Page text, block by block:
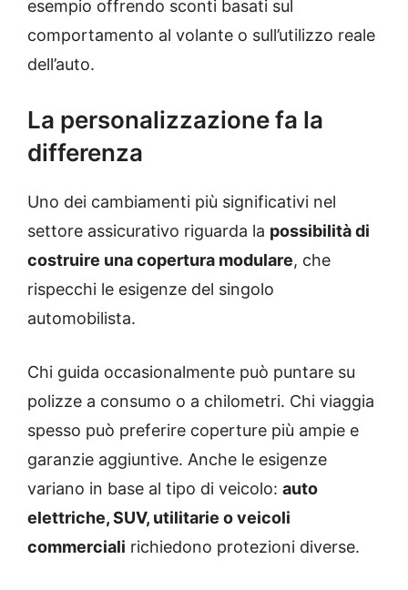
esempio offrendo sconti basati sul
comportamento al volante o sull’utilizzo reale
dell’auto.
La personalizzazione fa la
differenza
Uno dei cambiamenti più significativi nel
settore assicurativo riguarda la possibilità di
costruire una copertura modulare, che
rispecchi le esigenze del singolo
automobilista.
Chi guida occasionalmente può puntare su
polizze a consumo o a chilometri. Chi viaggia
spesso può preferire coperture più ampie e
garanzie aggiuntive. Anche le esigenze
variano in base al tipo di veicolo: auto
elettriche, SUV, utilitarie o veicoli
commerciali richiedono protezioni diverse.